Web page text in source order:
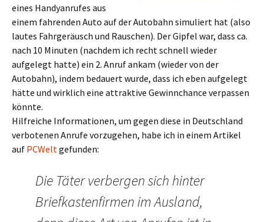
eines Handyanrufes aus
einem fahrenden Auto auf der Autobahn simuliert hat (also
lautes Fahrgeräusch und Rauschen). Der Gipfel war, dass ca.
nach 10 Minuten (nachdem ich recht schnell wieder
aufgelegt hatte) ein 2. Anruf ankam (wieder von der
Autobahn), indem bedauert wurde, dass ich eben aufgelegt
hätte und wirklich eine attraktive Gewinnchance verpassen
könnte.
Hilfreiche Informationen, um gegen diese in Deutschland
verbotenen Anrufe vorzugehen, habe ich in einem Artikel
auf PCWeltgefunden:
Die Täter verbergen sich hinter
Briefkastenfirmen im Ausland,